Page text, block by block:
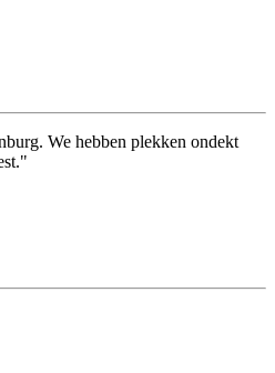
We hebben plekken ondekt